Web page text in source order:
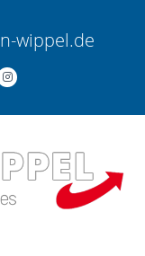
wippel.de